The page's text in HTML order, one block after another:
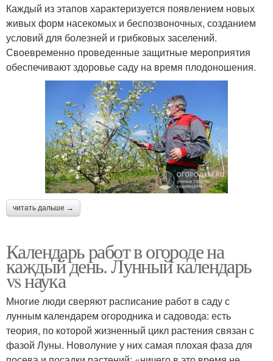
Каждый из этапов характеризуется появлением новых
живых форм насекомых и беспозвоночных, созданием
условий для болезней и грибковых заселений.
Своевременно проведенные защитные мероприятия
обеспечивают здоровье саду на время плодоношения.
читать дальше →
Календарь работ в огороде на
каждый день. Лунный календарь
vs наука
Многие люди сверяют расписание работ в саду с
лунным календарем огородника и садовода: есть
теория, по которой жизненный цикл растения связан с
фазой Луны. Новолуние у них самая плохая фаза для